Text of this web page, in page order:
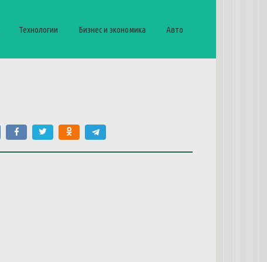
Технологии Бизнес и экономика Авто